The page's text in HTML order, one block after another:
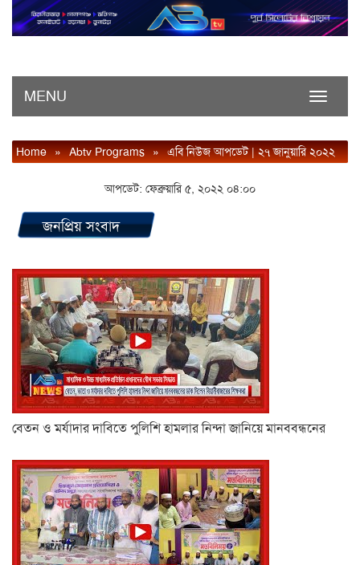
Toggle
MENU
Home » Abtv Programs » এবি নিউজ আপডেট | ২৭ জানুয়ারি ২০২২
আপডেট: ফেব্রুয়ারি ৫, ২০২২ ০৪:০০
জনপ্রিয় সংবাদ
বেতন ও মর্যাদার দাবিতে পুলিশি হামলার নিন্দা জানিয়ে মানববন্ধনের